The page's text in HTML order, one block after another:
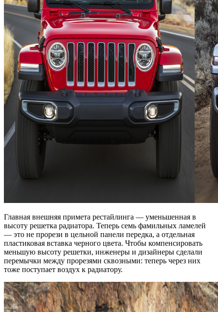
Главная внешняя примета рестайлинга — уменьшенная в
высоту решетка радиатора. Теперь семь фамильных ламелей
— это не прорези в цельной панели передка, а отдельная
пластиковая вставка черного цвета. Чтобы компенсировать
меньшую высоту решетки, инженеры и дизайнеры сделали
перемычки между прорезями сквозными: теперь через них
тоже поступает воздух к радиатору.